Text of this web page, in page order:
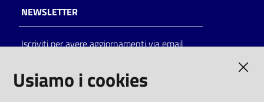
Catalogo
on line
NEWSLETTER
Iscriviti per avere aggiornamenti via email
Usiamo i cookies